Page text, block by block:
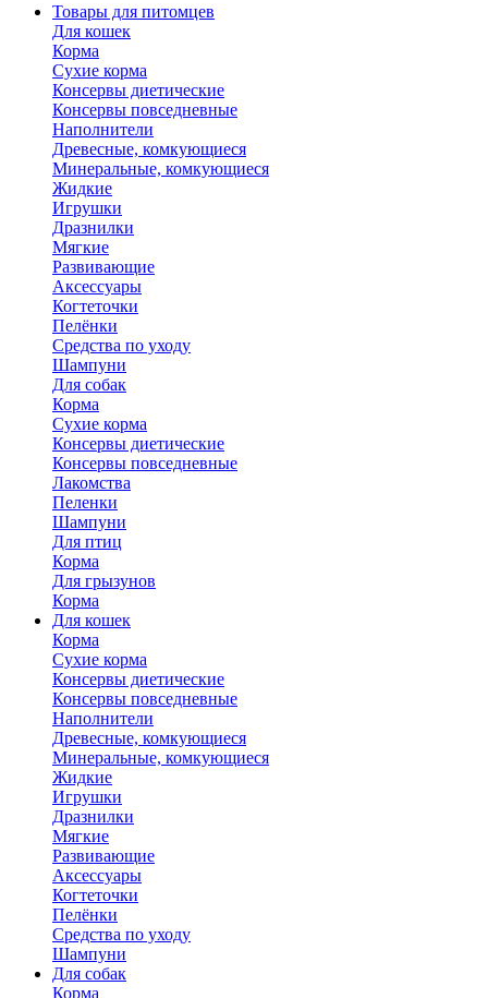
Товары для питомцев
Для кошек
Корма
Сухие корма
Консервы диетические
Консервы повседневные
Наполнители
Древесные, комкующиеся
Минеральные, комкующиеся
Жидкие
Игрушки
Дразнилки
Мягкие
Развивающие
Аксессуары
Когтеточки
Пелёнки
Средства по уходу
Шампуни
Для собак
Корма
Сухие корма
Консервы диетические
Консервы повседневные
Лакомства
Пеленки
Шампуни
Для птиц
Корма
Для грызунов
Корма
Для кошек
Корма
Сухие корма
Консервы диетические
Консервы повседневные
Наполнители
Древесные, комкующиеся
Минеральные, комкующиеся
Жидкие
Игрушки
Дразнилки
Мягкие
Развивающие
Аксессуары
Когтеточки
Пелёнки
Средства по уходу
Шампуни
Для собак
Корма